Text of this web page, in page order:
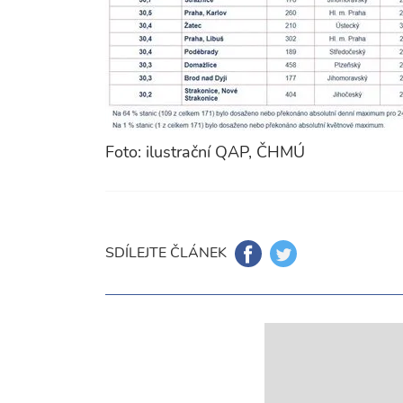
Foto: ilustrační QAP, ČHMÚ
SDÍLEJTE ČLÁNEK